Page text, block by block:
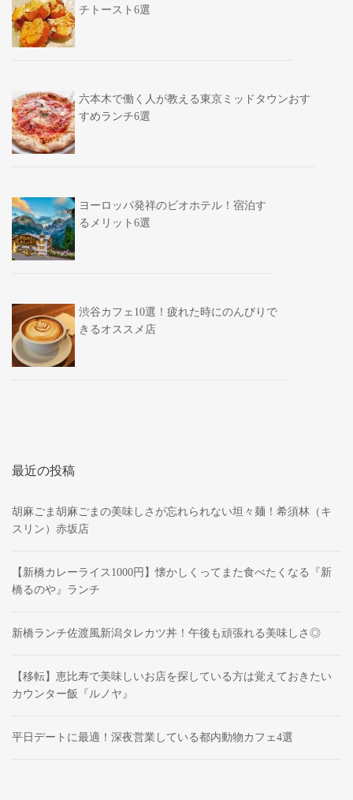
チトースト6選
六本木で働く人が教える東京ミッドタウンおす
すめランチ6選
ヨーロッパ発祥のビオホテル！宿泊す
るメリット6選
渋谷カフェ10選！疲れた時にのんびりで
きるオススメ店
最近の投稿
胡麻ごま胡麻ごまの美味しさが忘れられない坦々麺！希須林（キ
スリン）赤坂店
【新橋カレーライス1000円】懐かしくってまた食べたくなる『新
橋るのや』ランチ
新橋ランチ佐渡風新潟タレカツ丼！午後も頑張れる美味しさ◎
【移転】恵比寿で美味しいお店を探している方は覚えておきたい
カウンター飯『ルノヤ』
平日デートに最適！深夜営業している都内動物カフェ4選